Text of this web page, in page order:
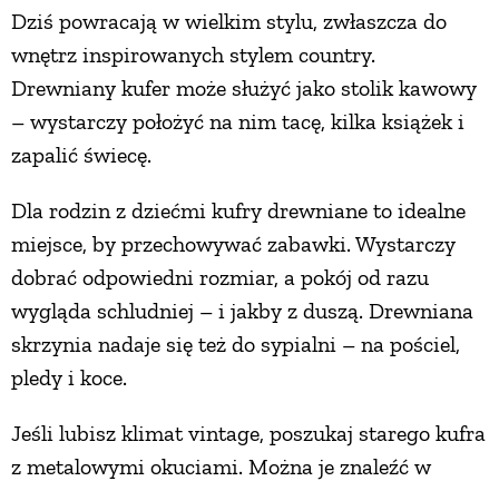
Dziś powracają w wielkim stylu, zwłaszcza do
wnętrz inspirowanych stylem country.
Drewniany kufer może służyć jako stolik kawowy
– wystarczy położyć na nim tacę, kilka książek i
zapalić świecę.
Dla rodzin z dziećmi kufry drewniane to idealne
miejsce, by przechowywać zabawki. Wystarczy
dobrać odpowiedni rozmiar, a pokój od razu
wygląda schludniej – i jakby z duszą. Drewniana
skrzynia nadaje się też do sypialni – na pościel,
pledy i koce.
Jeśli lubisz klimat vintage, poszukaj starego kufra
z metalowymi okuciami. Można je znaleźć w